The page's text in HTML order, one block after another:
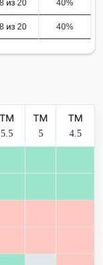
8 из 20 40%
8 из 20 40%
ТМ
5.5
ТМ
5
ТМ
4.5